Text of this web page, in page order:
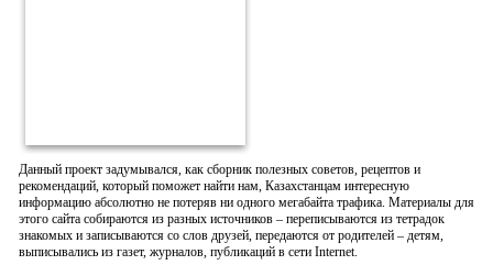
Данный проект задумывался, как сборник полезных советов, рецептов и
рекомендаций, который поможет найти нам, Казахстанцам интересную
информацию абсолютно не потеряв ни одного мегабайта трафика. Материалы для
этого сайта собираются из разных источников – переписываются из тетрадок
знакомых и записываются со слов друзей, передаются от родителей – детям,
выписывались из газет, журналов, публикаций в сети Internet.